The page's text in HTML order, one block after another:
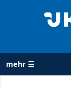
mehr ☰